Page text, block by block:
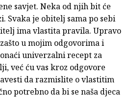
savjet. Neka od njih bit će
Svaka je obitelj sama po sebi
ima vlastita pravila. Upravo
u mojim odgovorima i
univerzalni recept za
već ću vas kroz odgovore
da razmislite o vlastitim
potrebno da bi se naša djeca